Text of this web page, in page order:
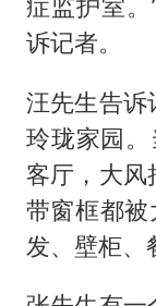
症监护室
诉记者。
汪先生告诉
玲珑家园
客厅，大风
带窗框都被
发、壁柜、